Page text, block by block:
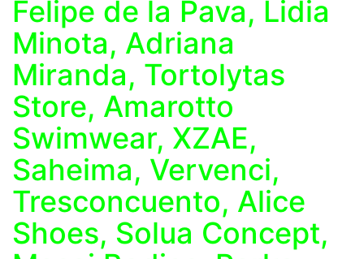
Felipe de la Pava, Lidia
Minota, Adriana
Miranda, Tortolytas
Store, Amarotto
Swimwear, XZAE,
Saheima, Vervenci,
Tresconcuento, Alice
Shoes, Solua Concept,